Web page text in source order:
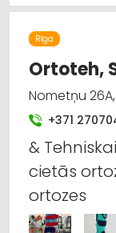
Rīga
Ortoteh,
Nometņu
+371
&
cietās
ortozes